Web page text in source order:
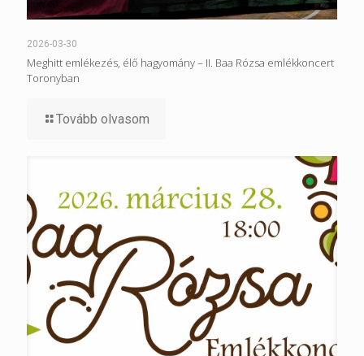
2026-03-30
Meghitt emlékezés, élő hagyomány – II. Baa Rózsa emlékkoncert
Toronyban
Tovább olvasom